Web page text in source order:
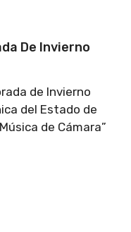
De Invierno
de Invierno
del Estado de
de Cámara”